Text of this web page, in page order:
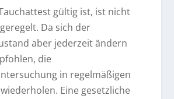
gültig ist, ist nicht
Da sich der
aber jederzeit ändern
die
in regelmäßigen
Eine gesetzliche